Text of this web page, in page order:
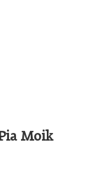
Moik